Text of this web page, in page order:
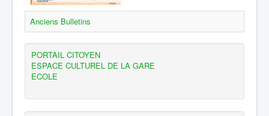
Vous êtes ici : Accueil
Bulletin municipal
Anciens Bulletins
PORTAIL CITOYEN
ESPACE CULTUREL DE LA GARE
ECOLE